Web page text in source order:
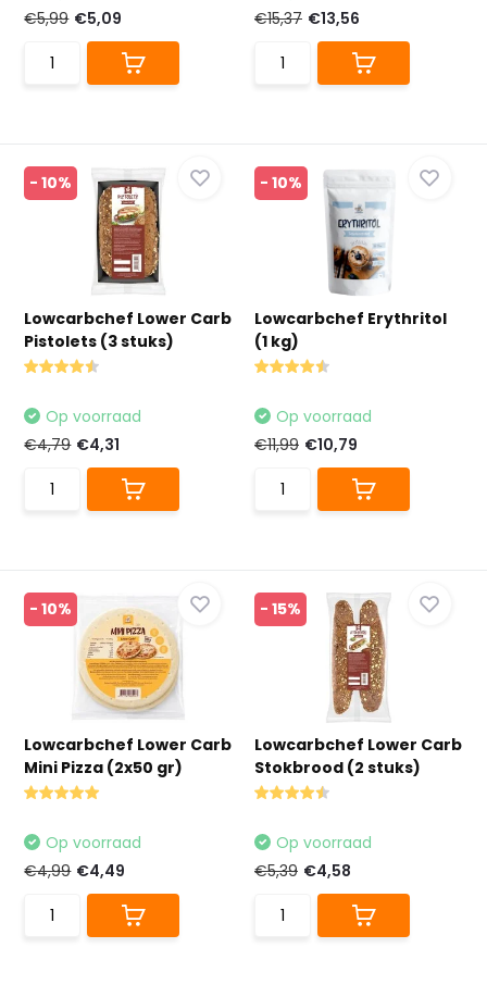
€5,99 €5,09
€15,37 €13,56
- 10%
Lowcarbchef Lower Carb
Pistolets (3 stuks)
Op voorraad
€4,79 €4,31
- 10%
Lowcarbchef Erythritol
(1 kg)
Op voorraad
€11,99 €10,79
- 10%
Lowcarbchef Lower Carb
Mini Pizza (2x50 gr)
Op voorraad
€4,99 €4,49
- 15%
Lowcarbchef Lower Carb
Stokbrood (2 stuks)
Op voorraad
€5,39 €4,58